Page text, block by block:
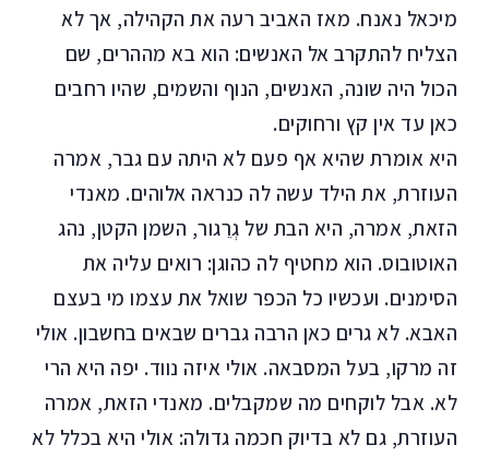
מיכאל נאנח. מאז האביב רעה את הקהילה, אך לא
הצליח להתקרב אל האנשים: הוא בא מההרים, שם
הכול היה שונה, האנשים, הנוף והשמים, שהיו רחבים
כאן עד אין קץ ורחוקים.
היא אומרת שהיא אף פעם לא היתה עם גבר, אמרה
העוזרת, את הילד עשה לה כנראה אלוהים. מאנדי
הזאת, אמרה, היא הבת של גְרֵגור, השמן הקטן, נהג
האוטובוס. הוא מחטיף לה כהוגן: רואים עליה את
הסימנים. ועכשיו כל הכפר שואל את עצמו מי בעצם
האבא. לא גרים כאן הרבה גברים שבאים בחשבון. אולי
זה מרקו, בעל המסבאה. אולי איזה נווד. יפה היא הרי
לא. אבל לוקחים מה שמקבלים. מאנדי הזאת, אמרה
העוזרת, גם לא בדיוק חכמה גדולה: אולי היא בכלל לא